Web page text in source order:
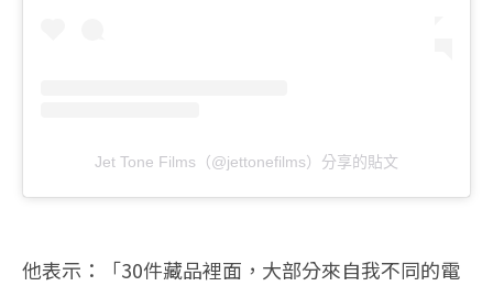
Jet Tone Films（@jettonefilms）分享的貼文
他表示：「30件藏品裡面，大部分來自我不同的電